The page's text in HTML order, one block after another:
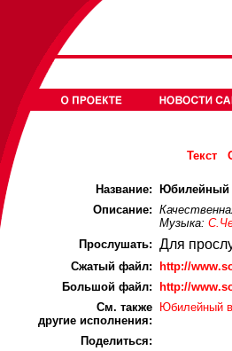
Текст
Название:
Юбилейный
Описание:
Музыка:
Прослушать: Для
Cжатый файл:
http://
Большой файл:
http://
См. также
другие исполнения:
Юбилейный
Поделиться: